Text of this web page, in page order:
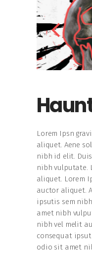
Lorem Ipsn
aliquet. Aene
nibh id elit.
nibh vulputate.
aliquet. Lorem
auctor aliquet.
ipsutis sem
amet nibh
nibh vel melit
consequat
odio sit amet